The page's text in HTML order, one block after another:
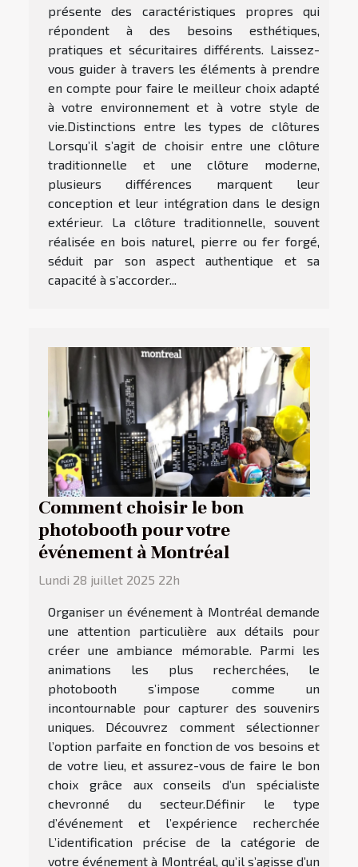
présente des caractéristiques propres qui
répondent à des besoins esthétiques,
pratiques et sécuritaires différents. Laissez-
vous guider à travers les éléments à prendre
en compte pour faire le meilleur choix adapté
à votre environnement et à votre style de
vie.Distinctions entre les types de clôtures
Lorsqu’il s’agit de choisir entre une clôture
traditionnelle et une clôture moderne,
plusieurs différences marquent leur
conception et leur intégration dans le design
extérieur. La clôture traditionnelle, souvent
réalisée en bois naturel, pierre ou fer forgé,
séduit par son aspect authentique et sa
capacité à s’accorder...
Comment choisir le bon
photobooth pour votre
événement à Montréal
Lundi 28 juillet 2025 22h
Organiser un événement à Montréal demande
une attention particulière aux détails pour
créer une ambiance mémorable. Parmi les
animations les plus recherchées, le
photobooth s’impose comme un
incontournable pour capturer des souvenirs
uniques. Découvrez comment sélectionner
l’option parfaite en fonction de vos besoins et
de votre lieu, et assurez-vous de faire le bon
choix grâce aux conseils d’un spécialiste
chevronné du secteur.Définir le type
d’événement et l’expérience recherchée
L’identification précise de la catégorie de
votre événement à Montréal, qu’il s’agisse d’un